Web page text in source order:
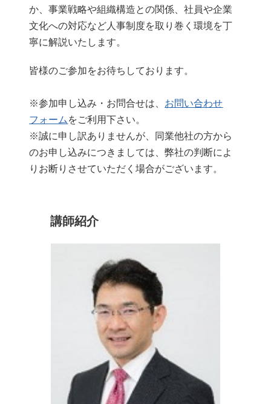
か、事業戦略や組織構造との関係、社員や企業
文化への対応など人事制度を取り巻く環境を丁
寧に解説いたします。
皆様のご参加をお待ちしております。
※参加申し込み・お問合せは、 お問い合わせ
フォーム をご利用下さい。
※誠に申し訳ありませんが、同業他社の方から
のお申し込みにつきましては、弊社の判断によ
りお断りさせていただく場合がございます。
講師紹介